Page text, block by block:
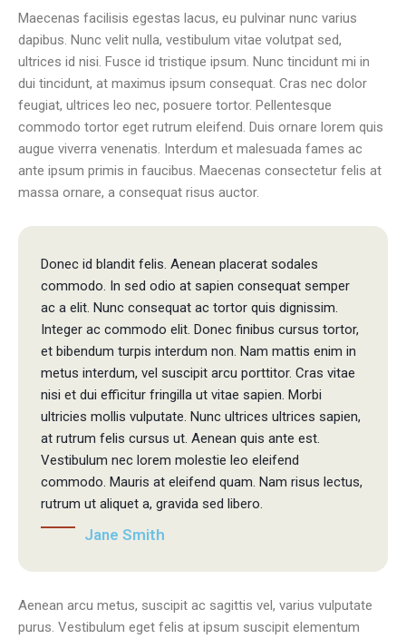
Maecenas facilisis egestas lacus, eu pulvinar nunc varius
dapibus. Nunc velit nulla, vestibulum vitae volutpat sed,
ultrices id nisi. Fusce id tristique ipsum. Nunc tincidunt mi in
dui tincidunt, at maximus ipsum consequat. Cras nec dolor
feugiat, ultrices leo nec, posuere tortor. Pellentesque
commodo tortor eget rutrum eleifend. Duis ornare lorem quis
augue viverra venenatis. Interdum et malesuada fames ac
ante ipsum primis in faucibus. Maecenas consectetur felis at
massa ornare, a consequat risus auctor.
Donec id blandit felis. Aenean placerat sodales
commodo. In sed odio at sapien consequat semper
ac a elit. Nunc consequat ac tortor quis dignissim.
Integer ac commodo elit. Donec finibus cursus tortor,
et bibendum turpis interdum non. Nam mattis enim in
metus interdum, vel suscipit arcu porttitor. Cras vitae
nisi et dui efficitur fringilla ut vitae sapien. Morbi
ultricies mollis vulputate. Nunc ultrices ultrices sapien,
at rutrum felis cursus ut. Aenean quis ante est.
Vestibulum nec lorem molestie leo eleifend
commodo. Mauris at eleifend quam. Nam risus lectus,
rutrum ut aliquet a, gravida sed libero.
Jane Smith
Aenean arcu metus, suscipit ac sagittis vel, varius vulputate
purus. Vestibulum eget felis at ipsum suscipit elementum